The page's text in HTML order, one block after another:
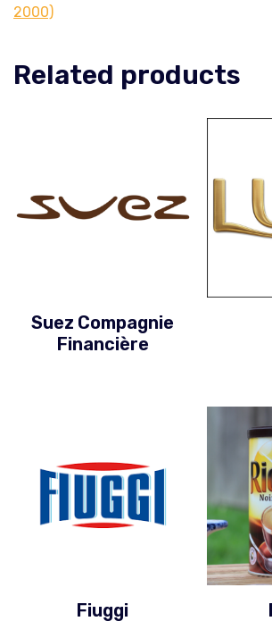
2000)
Related products
Suez Compagnie
Financière
Fiuggi